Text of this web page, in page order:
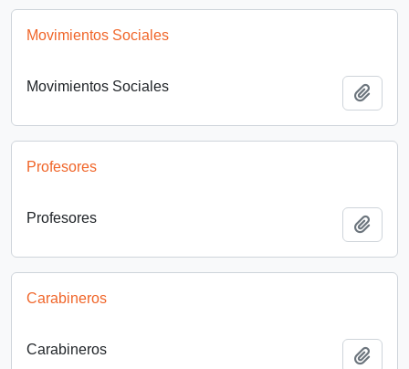
Movimientos Sociales
Movimientos Sociales
Profesores
Profesores
Carabineros
Carabineros